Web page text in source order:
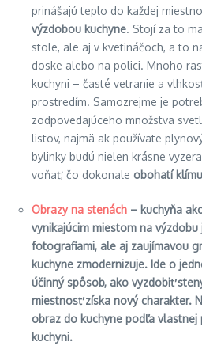
prinášajú teplo do každej
výzdobou kuchyne. Stojí za to
stole, ale aj v kvetináčoch, a to
doske alebo na polici. Mnoho
kuchyni – časté vetranie a
prostredím. Samozrejme je
zodpovedajúceho množstva
listov, najmä ak používate
bylinky budú nielen krásne
voňať, čo dokonale obohatí
Obrazy na stenách – kuchyňa
vynikajúcim miestom na
fotografiami, ale aj zaujímavou
kuchyne zmodernizuje. Ide o
účinný spôsob, ako vyzdobiť
miestnosť získa nový charakter.
obraz do kuchyne podľa vlastnej
kuchyni.